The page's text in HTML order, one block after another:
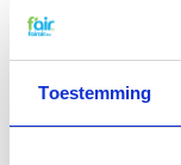
Toestemming
WTW